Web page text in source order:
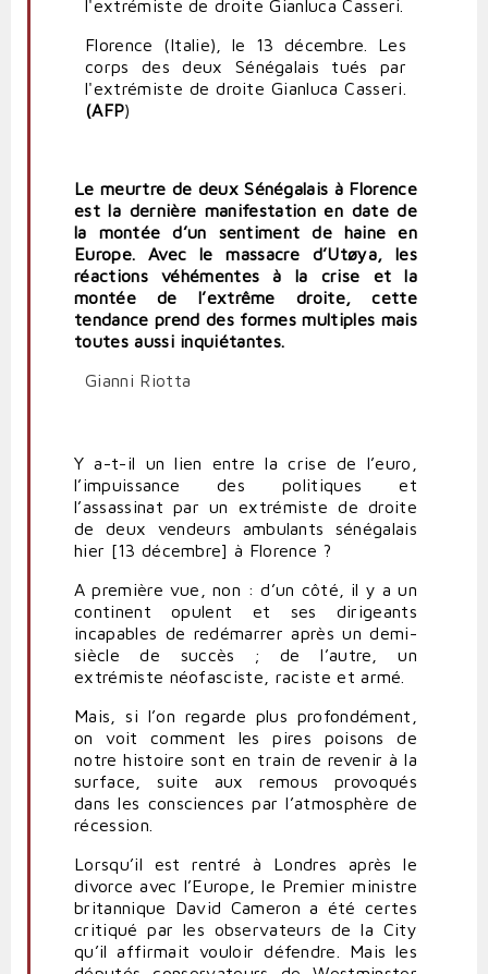
Florence (Italie), le 13 décembre. Les
corps des deux Sénégalais tués par
l'extrémiste de droite Gianluca Casseri.
(AFP)
Le meurtre de deux Sénégalais à Florence
est la dernière manifestation en date de
la montée d’un sentiment de haine en
Europe. Avec le massacre d’Utøya, les
réactions véhémentes à la crise et la
montée de l’extrême droite, cette
tendance prend des formes multiples mais
toutes aussi inquiétantes.
Gianni Riotta
Y a-t-il un lien entre la crise de l’euro,
l’impuissance des politiques et
l’assassinat par un extrémiste de droite
de deux vendeurs ambulants sénégalais
hier [13 décembre] à Florence ?
A première vue, non : d’un côté, il y a un
continent opulent et ses dirigeants
incapables de redémarrer après un demi-
siècle de succès ; de l’autre, un
extrémiste néofasciste, raciste et armé.
Mais, si l’on regarde plus profondément,
on voit comment les pires poisons de
notre histoire sont en train de revenir à la
surface, suite aux remous provoqués
dans les consciences par l’atmosphère de
récession.
Lorsqu’il est rentré à Londres après le
divorce avec l’Europe, le Premier ministre
britannique David Cameron a été certes
critiqué par les observateurs de la City
qu’il affirmait vouloir défendre. Mais les